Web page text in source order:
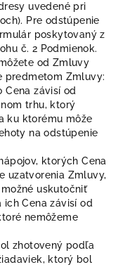
uvedené pri
Pre odstúpenie
poskytovaný z
č. 2 Podmienok.
od Zmluvy
predmetom Zmluvy:
Cena závisí od
trhu, ktorý
ku ktorému môže
na odstúpenie
ktorých Cena
uzatvorenia Zmluvy,
uskutočniť
Cena závisí od
nemôžeme
zhotovený podľa
ktorý bol